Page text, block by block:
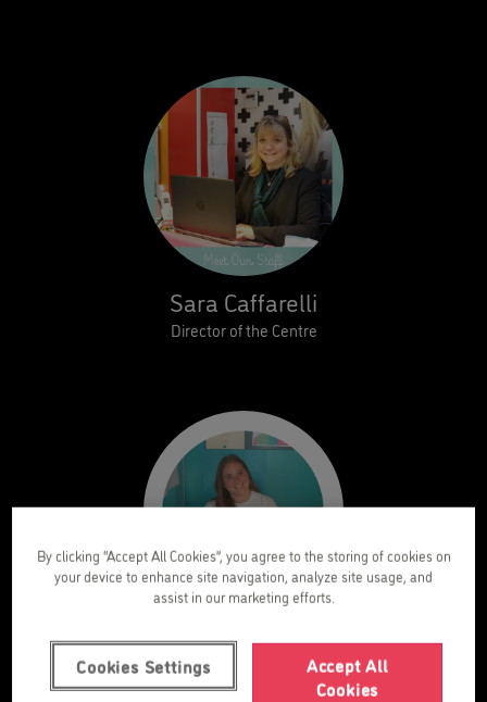
Sara Caffarelli
Director of the Centre
Carlotta Zanin
Coordinator of the Centre
By clicking “Accept All Cookies”, you agree to the storing of cookies on
your device to enhance site navigation, analyze site usage, and
assist in our marketing efforts.
Accept All
Cookies
Cookies Settings